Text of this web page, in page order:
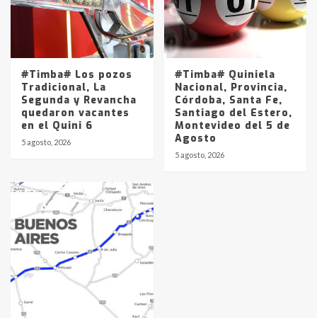
#Timba# Los pozos
Tradicional, La
Segunda y Revancha
quedaron vacantes
en el Quini 6
5 agosto, 2026
#Timba# Quiniela
Nacional, Provincia,
Córdoba, Santa Fe,
Santiago del Estero,
Montevideo del 5 de
Agosto
5 agosto, 2026